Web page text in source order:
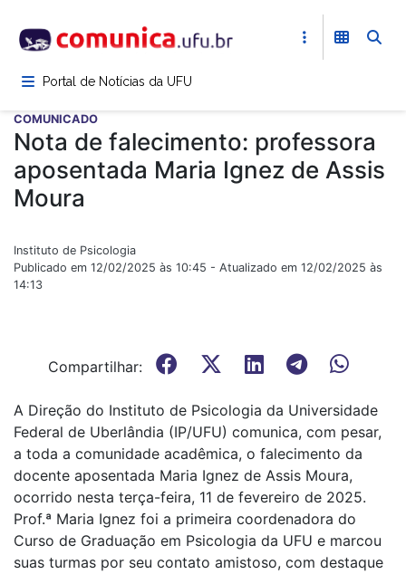
para
conteúdoPortal de Notícias da UFU
COMUNICADO
Nota de falecimento: professora
aposentada Maria Ignez de Assis
Moura
Instituto de Psicologia
Publicado em 12/02/2025 às 10:45 - Atualizado em 12/02/2025 às
14:13
Compartilhar:
A Direção do Instituto de Psicologia da Universidade
Federal de Uberlândia (IP/UFU) comunica, com pesar,
a toda a comunidade acadêmica, o falecimento da
docente aposentada Maria Ignez de Assis Moura,
ocorrido nesta terça-feira, 11 de fevereiro de 2025.
Prof.ª Maria Ignez foi a primeira coordenadora do
Curso de Graduação em Psicologia da UFU e marcou
suas turmas por seu contato amistoso, com destaque